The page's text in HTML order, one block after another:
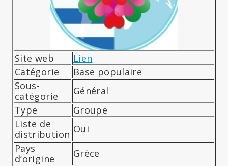
Site web
Lien
Catégorie
Base populaire
Sous-
catégorie
Général
Type
Groupe
Liste de
distribution Oui
Pays
d’origine
Grèce